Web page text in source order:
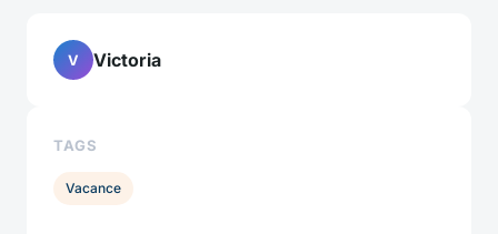
V Victoria
TAGS
Vacance